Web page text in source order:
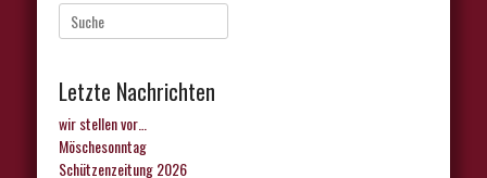
Suche
nach:
Letzte Nachrichten
wir stellen vor…
Möschesonntag
Schützenzeitung 2026